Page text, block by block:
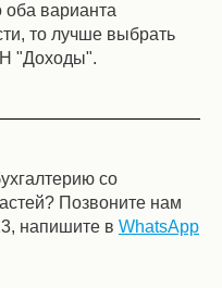
оба варианта
то лучше выбрать
"Доходы".
со
Позвоните нам
напишите в WhatsApp